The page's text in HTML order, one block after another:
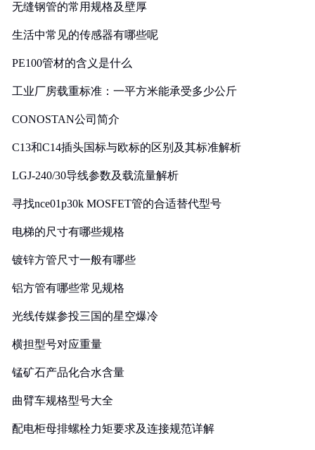
无缝钢管的常用规格及壁厚
生活中常见的传感器有哪些呢
PE100管材的含义是什么
工业厂房载重标准：一平方米能承受多少公斤
CONOSTAN公司简介
C13和C14插头国标与欧标的区别及其标准解析
LGJ-240/30导线参数及载流量解析
寻找nce01p30k MOSFET管的合适替代型号
电梯的尺寸有哪些规格
镀锌方管尺寸一般有哪些
铝方管有哪些常见规格
光线传媒参投三国的星空爆冷
横担型号对应重量
锰矿石产品化合水含量
曲臂车规格型号大全
配电柜母排螺栓力矩要求及连接规范详解